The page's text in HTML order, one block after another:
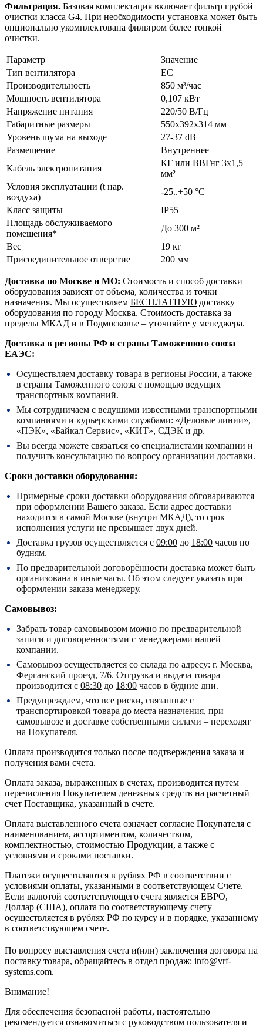
Фильтрация. Базовая комплектация включает фильтр грубой
очистки класса G4. При необходимости установка может быть
опционально укомплектована фильтром более тонкой
очистки.
Параметр
Значение
Тип вентилятора
EC
Производительность
850 м³/час
Мощность вентилятора
0,107 кВт
Напряжение питания
220/50 В/Гц
Габаритные размеры
550х392х314 мм
Уровень шума на выходе
27-37 dB
Размещение
Внутреннее
Кабель электропитания
КГ или ВВГнг 3х1,5
мм²
Условия эксплуатации (t нар.
воздуха)
-25..+50 °C
Класс защиты
IP55
Площадь обслуживаемого
помещения*
До 300 м²
Вес
19 кг
Присоединительное отверстие
200 мм
Доставка по Москве и МО: Стоимость и способ доставки
оборудования зависят от объема, количества и точки
назначения. Мы осуществляем БЕСПЛАТНУЮ доставку
оборудования по городу Москва. Стоимость доставка за
пределы МКАД и в Подмосковье – уточняйте у менеджера.
Доставка в регионы РФ и страны Таможенного союза
ЕАЭС:
Осуществляем доставку товара в регионы России, а также
в страны Таможенного союза с помощью ведущих
транспортных компаний.
Мы сотрудничаем с ведущими известными транспортными
компаниями и курьерскими службами: «Деловые линии»,
«ПЭК», «Байкал Сервис», «КИТ», СДЭК и др.
Вы всегда можете связаться со специалистами компании и
получить консультацию по вопросу организации доставки.
Сроки доставки оборудования:
Примерные сроки доставки оборудования обговариваются
при оформлении Вашего заказа. Если адрес доставки
находится в самой Москве (внутри МКАД), то срок
исполнения услуги не превышает двух дней.
Доставка грузов осуществляется с 09:00 до 18:00 часов по
будням.
По предварительной договорённости доставка может быть
организована в иные часы. Об этом следует указать при
оформлении заказа менеджеру.
Самовывоз:
Забрать товар самовывозом можно по предварительной
записи и договоренностями с менеджерами нашей
компании.
Самовывоз осуществляется со склада по адресу: г. Москва,
Ферганский проезд, 7/6. Отгрузка и выдача товара
производится с 08:30 до 18:00 часов в будние дни.
Предупреждаем, что все риски, связанные с
транспортировкой товара до места назначения, при
самовывозе и доставке собственными силами – переходят
на Покупателя.
Оплата производится только после подтверждения заказа и
получения вами счета.
Оплата заказа, выраженных в счетах, производится путем
перечисления Покупателем денежных средств на расчетный
счет Поставщика, указанный в счете.
Оплата выставленного счета означает согласие Покупателя с
наименованием, ассортиментом, количеством,
комплектностью, стоимостью Продукции, а также с
условиями и сроками поставки.
Платежи осуществляются в рублях РФ в соответствии с
условиями оплаты, указанными в соответствующем Счете.
Если валютой соответствующего счета является ЕВРО,
Доллар (США), оплата по соответствующему cчету
осуществляется в рублях РФ по курсу и в порядке, указанному
в соответствующем cчете.
По вопросу выставления счета и(или) заключения договора на
поставку товара, обращайтесь в отдел продаж: info@vrf-
systems.com.
Внимание!
Для обеспечения безопасной работы, настоятельно
рекомендуется ознакомиться с руководством пользователя и